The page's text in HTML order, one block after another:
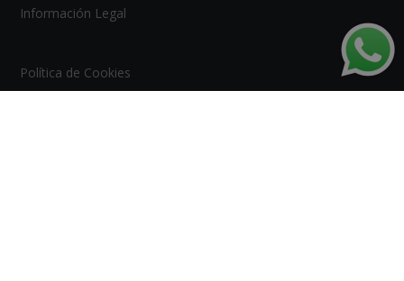
Información Legal
Política de Cookies